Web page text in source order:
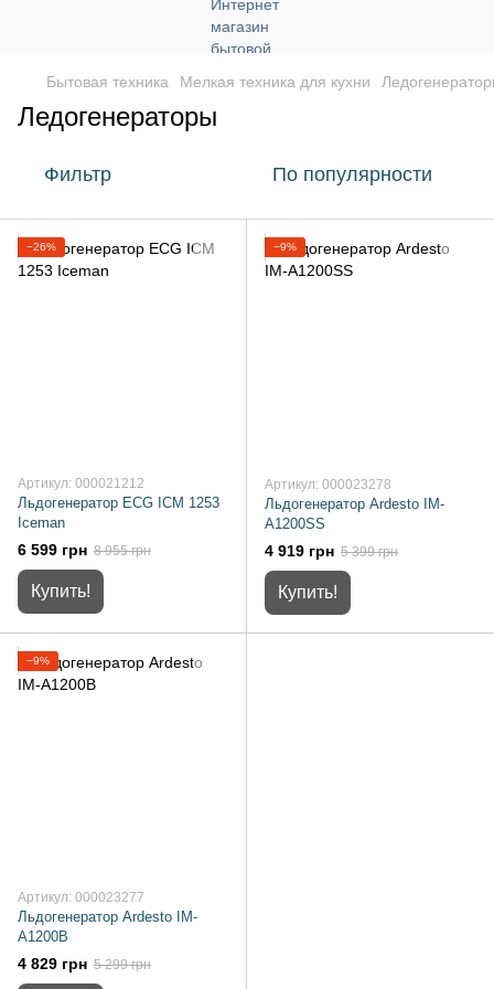
Бытовая техника Мелкая техника для кухни
Ледогенераторы
Фильтр По популярности
−26%
Артикул: 000021212
Льдогенератор ECG ICM 1253
Iceman
6 599 грн 8 955 грн
Купить!
−9%
Артикул: 000023278
Льдогенератор Ardesto IM-
A1200SS
4 919 грн 5 399 грн
Купить!
−9%
Артикул: 000023277
Льдогенератор Ardesto IM-
A1200B
4 829 грн 5 299 грн